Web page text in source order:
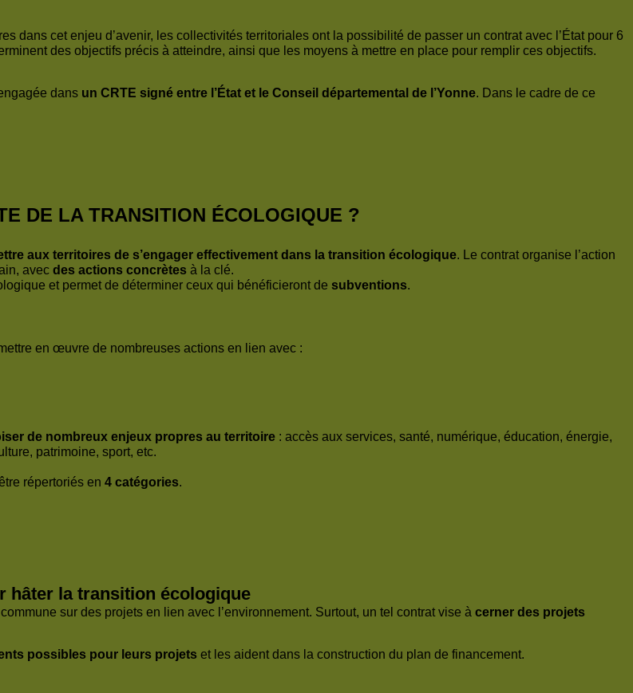
dans cet enjeu d’avenir, les collectivités territoriales ont la possibilité de passer un contrat avec l’État pour 6
des objectifs précis à atteindre, ainsi que les moyens à mettre en place pour remplir ces objectifs.
dans un CRTE signé entre l’État et le Conseil départemental de l’Yonne. Dans le cadre de ce
DE LA TRANSITION ÉCOLOGIQUE ?
aux territoires de s’engager effectivement dans la transition écologique. Le contrat organise l’action
avec des actions concrètes à la clé.
et permet de déterminer ceux qui bénéficieront de subventions.
en œuvre de nombreuses actions en lien avec :
de nombreux enjeux propres au territoire : accès aux services, santé, numérique, éducation, énergie,
patrimoine, sport, etc.
répertoriés en 4 catégories.
hâter la transition écologique
sur des projets en lien avec l’environnement. Surtout, un tel contrat vise à cerner des projets
possibles pour leurs projets et les aident dans la construction du plan de financement.